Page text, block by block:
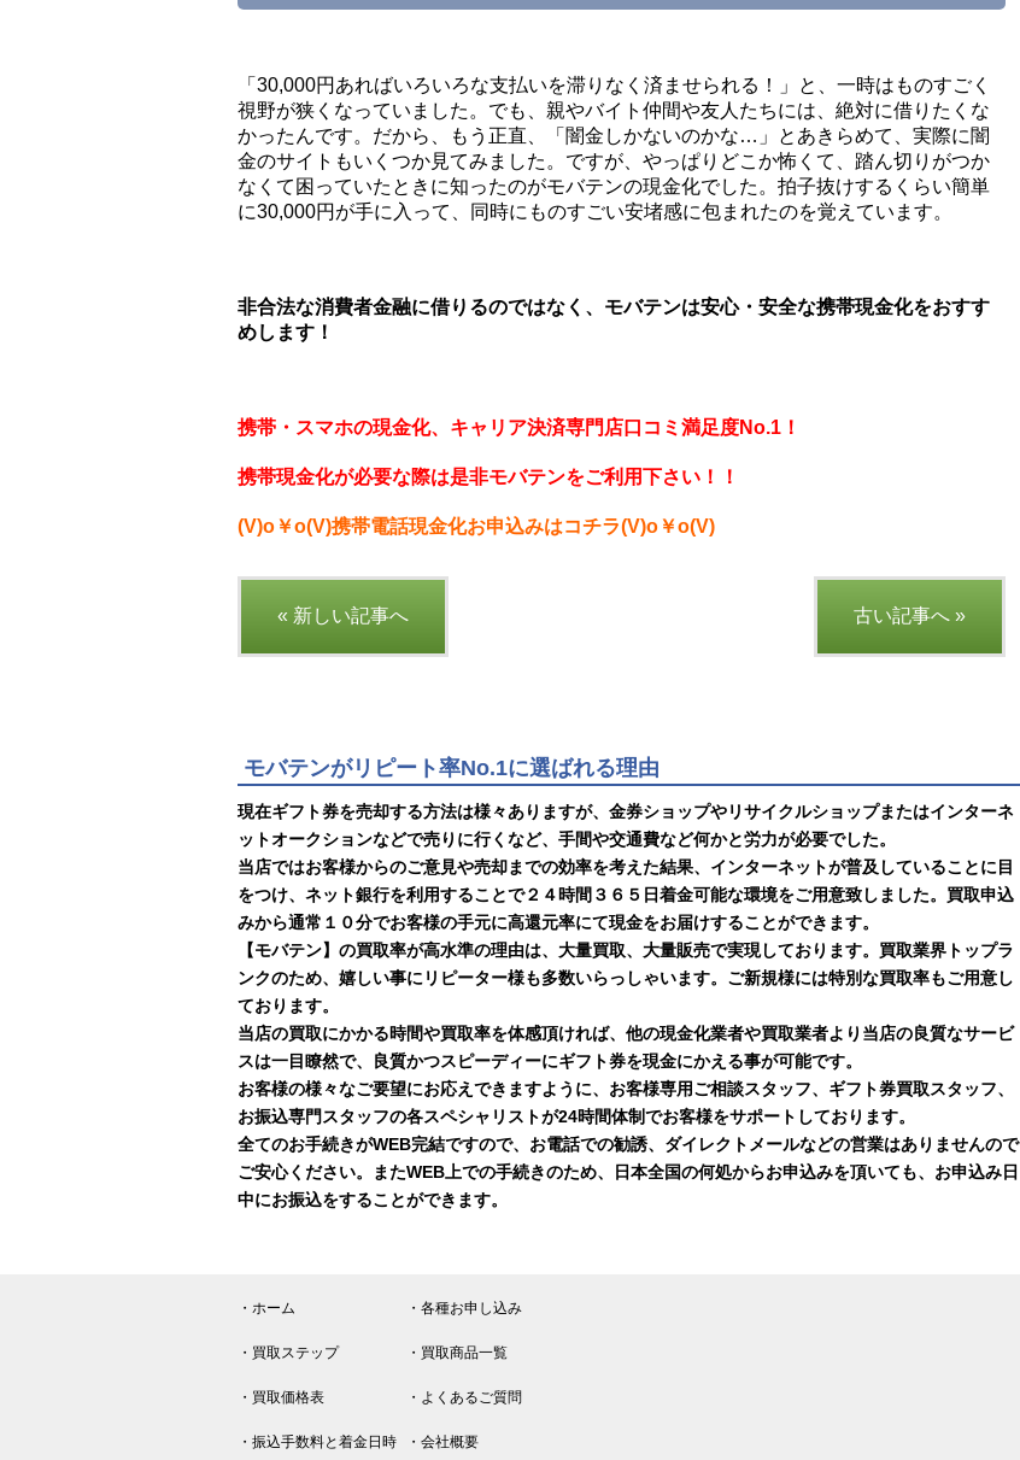
「30,000円あればいろいろな支払いを滞りなく済ませられる！」と、一時はものすごく
視野が狭くなっていました。でも、親やバイト仲間や友人たちには、絶対に借りたくな
かったんです。だから、もう正直、「闇金しかないのかな…」とあきらめて、実際に闇
金のサイトもいくつか見てみました。ですが、やっぱりどこか怖くて、踏ん切りがつか
なくて困っていたときに知ったのがモバテンの現金化でした。拍子抜けするくらい簡単
に30,000円が手に入って、同時にものすごい安堵感に包まれたのを覚えています。
非合法な消費者金融に借りるのではなく、モバテンは安心・安全な携帯現金化をおすす
めします！
携帯・スマホの現金化、キャリア決済専門店口コミ満足度No.1！
携帯現金化が必要な際は是非モバテンをご利用下さい！！
(V)o￥o(V)携帯電話現金化お申込みはコチラ(V)o￥o(V)
« 新しい記事へ 古い記事へ »
モバテンがリピート率No.1に選ばれる理由
現在ギフト券を売却する方法は様々ありますが、金券ショップやリサイクルショップまたはインターネ
ットオークションなどで売りに行くなど、手間や交通費など何かと労力が必要でした。
当店ではお客様からのご意見や売却までの効率を考えた結果、インターネットが普及していることに目
をつけ、ネット銀行を利用することで２４時間３６５日着金可能な環境をご用意致しました。買取申込
みから通常１０分でお客様の手元に高還元率にて現金をお届けすることができます。
【モバテン】の買取率が高水準の理由は、大量買取、大量販売で実現しております。買取業界トップラ
ンクのため、嬉しい事にリピーター様も多数いらっしゃいます。ご新規様には特別な買取率もご用意し
ております。
当店の買取にかかる時間や買取率を体感頂ければ、他の現金化業者や買取業者より当店の良質なサービ
スは一目瞭然で、良質かつスピーディーにギフト券を現金にかえる事が可能です。
お客様の様々なご要望にお応えできますように、お客様専用ご相談スタッフ、ギフト券買取スタッフ、
お振込専門スタッフの各スペシャリストが24時間体制でお客様をサポートしております。
全てのお手続きがWEB完結ですので、お電話での勧誘、ダイレクトメールなどの営業はありませんので
ご安心ください。またWEB上での手続きのため、日本全国の何処からお申込みを頂いても、お申込み日
中にお振込をすることができます。
・ホーム
・買取ステップ
・買取価格表
・振込手数料と着金日時
・各種お申し込み
・買取商品一覧
・よくあるご質問
・会社概要